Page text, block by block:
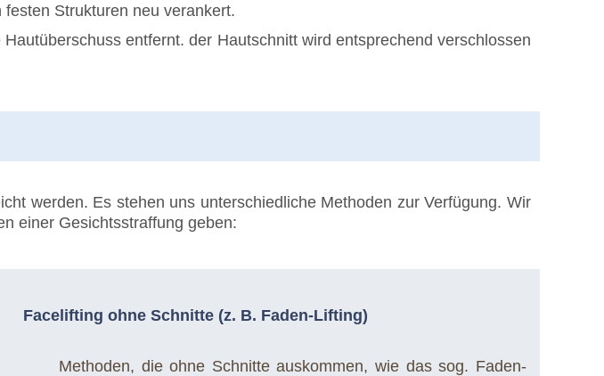
Strukturen neu verankert.
entfernt. der Hautschnitt wird entsprechend verschlossen
werden. Es stehen uns unterschiedliche Methoden zur Verfügung. Wir
einer Gesichtsstraffung geben:
Facelifting ohne Schnitte (z. B. Faden-Lifting)
Methoden, die ohne Schnitte auskommen, wie das sog. Faden-